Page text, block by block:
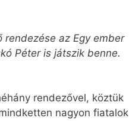
az Egy ember
Péter is játszik benne.
rendezővel, köztük
nagyon fiatalok